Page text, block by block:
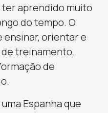
ter aprendido muito
do tempo. O
ensinar, orientar e
treinamento,
de
Espanha que